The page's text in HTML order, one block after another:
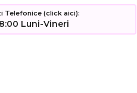
Telefonice (click aici):
Luni-Vineri